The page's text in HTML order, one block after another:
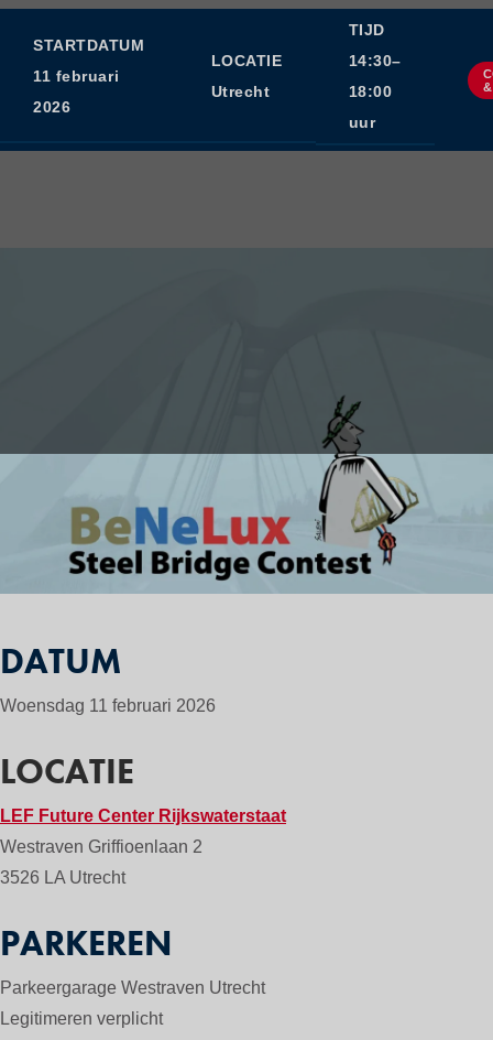
STARTDATUM
11 februari
2026
LOCATIE
Utrecht
TIJD
14:30–
18:00
uur
DATUM
Woensdag 11 februari 2026
LOCATIE
LEF Future Center Rijkswaterstaat
Westraven Griffioenlaan 2
3526 LA Utrecht
PARKEREN
Parkeergarage Westraven Utrecht
Legitimeren verplicht